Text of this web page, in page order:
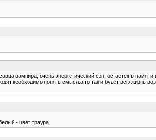
вампира, очень энергетический сон, остается в памяти
понять смысл,а то так и будет всю жизнь
- цвет траура.